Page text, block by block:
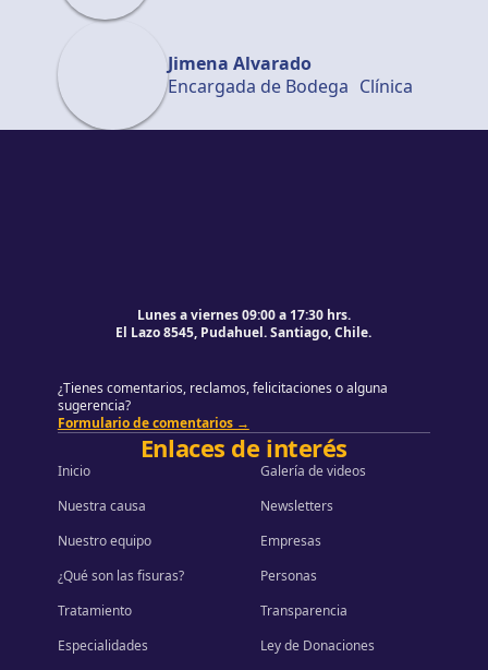
Jimena Alvarado
Encargada de Bodega Clínica
Lunes a viernes 09:00 a 17:30 hrs.
El Lazo 8545, Pudahuel. Santiago, Chile.
¿Tienes comentarios, reclamos, felicitaciones o alguna
sugerencia?
Formulario de comentarios →
Enlaces de interés
Inicio
Nuestra causa
Nuestro equipo
¿Qué son las fisuras?
Tratamiento
Especialidades
Galería de videos
Newsletters
Empresas
Personas
Transparencia
Ley de Donaciones